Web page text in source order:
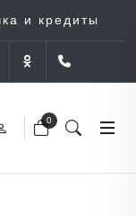
и кредиты
VK OK
0